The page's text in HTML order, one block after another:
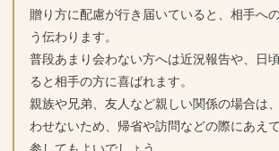
贈り方に配慮が行き届いていると、相手へ
う伝わります。
普段あまり会わない方へは近況報告や、日
ると相手の方に喜ばれます。
親族や兄弟、友人など親しい関係の場合は
わせないため、帰省や訪問などの際にあえ
参してもよいでしょう。